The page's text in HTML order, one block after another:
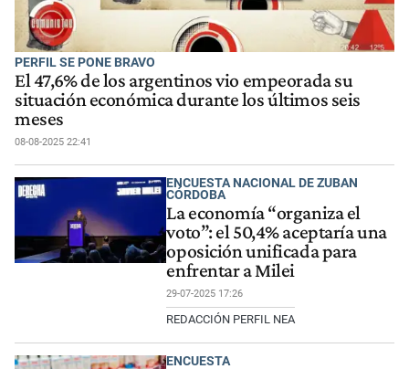
PERFIL SE PONE BRAVO
El 47,6% de los argentinos vio empeorada su
situación económica durante los últimos seis
meses
08-08-2025 22:41
ENCUESTA NACIONAL DE ZUBAN
CÓRDOBA
La economía “organiza el
voto”: el 50,4% aceptaría una
oposición unificada para
enfrentar a Milei
29-07-2025 17:26
REDACCIÓN PERFIL NEA
ENCUESTA